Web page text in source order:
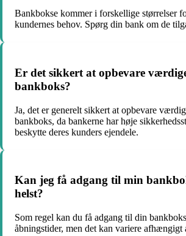
Bankbokse kommer i forskellige størrelser
kundernes behov. Spørg din bank om de
Er det sikkert at opbevare
bankboks?
Ja, det er generelt sikkert at opbevare
bankboks, da bankerne har høje
beskytte deres kunders ejendele.
Kan jeg få adgang til min
helst?
Som regel kan du få adgang til din
åbningstider, men det kan variere afhængigt